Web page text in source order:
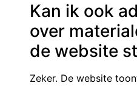
Kan ik ook
over
de website
Zeker. De website